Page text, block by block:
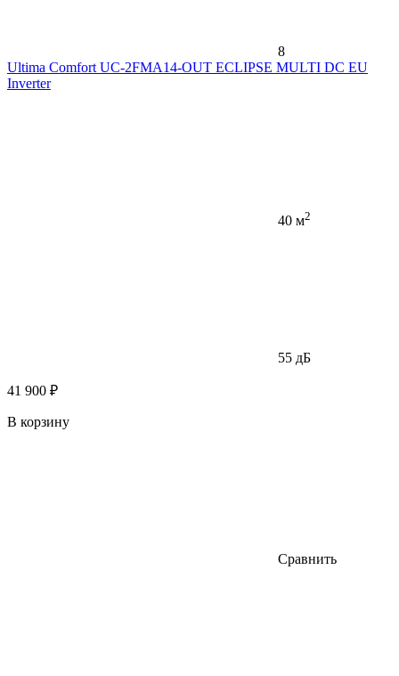
8
Ultima Comfort UC-2FMA14-OUT ECLIPSE MULTI DC EU
Inverter
40 м2
55 дБ
41 900 ₽
В корзину
Сравнить